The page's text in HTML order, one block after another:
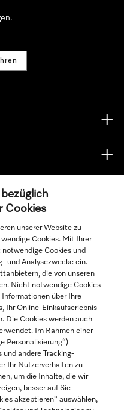
Lieferung stets ohne
Cookies
unserer Website zu
Cookies. Mit Ihrer
Cookies und
und Analysezwecke ein.
die von unseren
Nicht notwendige Cookies
Informationen über Ihre
Ihr Online-Einkaufserlebnis
Die Cookies werden auch
Im Rahmen einer
Personalisierung“)
andere Tracking-
Ihr Nutzerverhalten zu
um die Inhalte, die wir
besser auf Sie
akzeptieren“ auswählen,